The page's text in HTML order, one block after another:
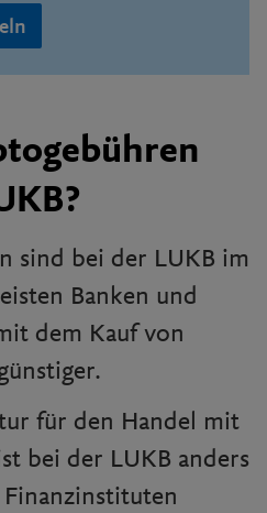
sind bei der LUKB im
Banken und
dem Kauf von
für den Handel mit
bei der LUKB anders